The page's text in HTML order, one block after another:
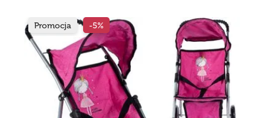
-5%
Promocja